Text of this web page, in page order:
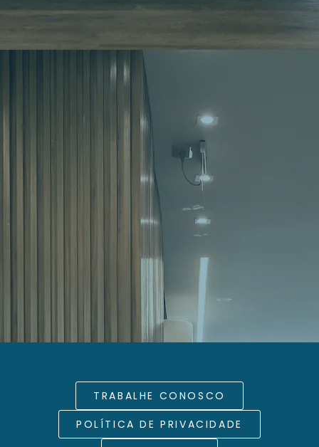
TRABALHE CONOSCO
POLÍTICA DE PRIVACIDADE